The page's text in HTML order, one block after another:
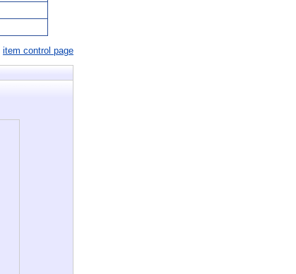
item control page